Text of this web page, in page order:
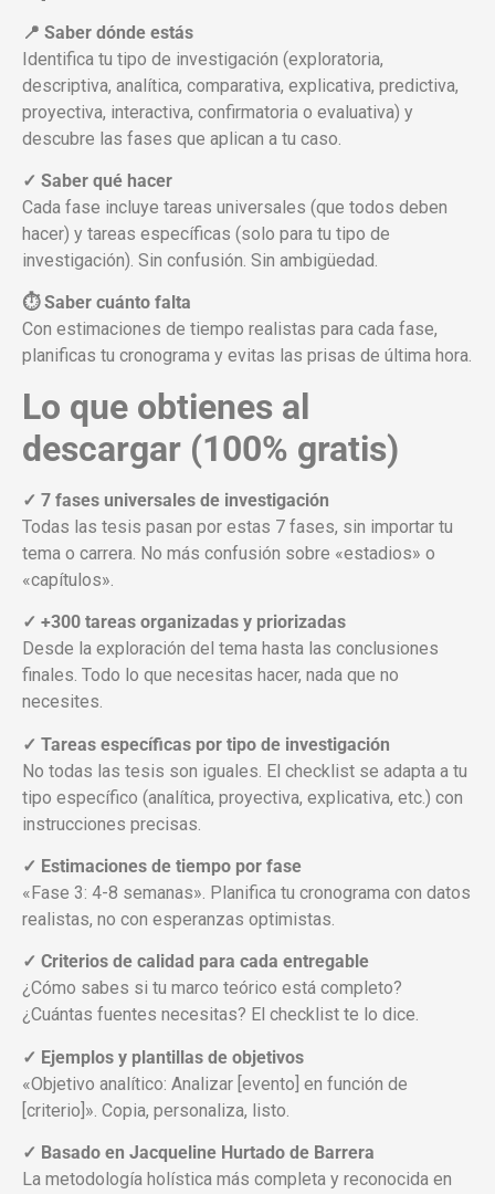
📍 Saber dónde estás
Identifica tu tipo de investigación (exploratoria,
descriptiva, analítica, comparativa, explicativa, predictiva,
proyectiva, interactiva, confirmatoria o evaluativa) y
descubre las fases que aplican a tu caso.
✓ Saber qué hacer
Cada fase incluye tareas universales (que todos deben
hacer) y tareas específicas (solo para tu tipo de
investigación). Sin confusión. Sin ambigüedad.
⏱️ Saber cuánto falta
Con estimaciones de tiempo realistas para cada fase,
planificas tu cronograma y evitas las prisas de última hora.
Lo que obtienes al
descargar (100% gratis)
✓ 7 fases universales de investigación
Todas las tesis pasan por estas 7 fases, sin importar tu
tema o carrera. No más confusión sobre «estadios» o
«capítulos».
✓ +300 tareas organizadas y priorizadas
Desde la exploración del tema hasta las conclusiones
finales. Todo lo que necesitas hacer, nada que no
necesites.
✓ Tareas específicas por tipo de investigación
No todas las tesis son iguales. El checklist se adapta a tu
tipo específico (analítica, proyectiva, explicativa, etc.) con
instrucciones precisas.
✓ Estimaciones de tiempo por fase
«Fase 3: 4-8 semanas». Planifica tu cronograma con datos
realistas, no con esperanzas optimistas.
✓ Criterios de calidad para cada entregable
¿Cómo sabes si tu marco teórico está completo?
¿Cuántas fuentes necesitas? El checklist te lo dice.
✓ Ejemplos y plantillas de objetivos
«Objetivo analítico: Analizar [evento] en función de
[criterio]». Copia, personaliza, listo.
✓ Basado en Jacqueline Hurtado de Barrera
La metodología holística más completa y reconocida en